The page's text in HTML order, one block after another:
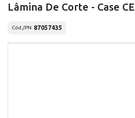
Lâmina De Corte - Case CE
Cód./PN 87057435